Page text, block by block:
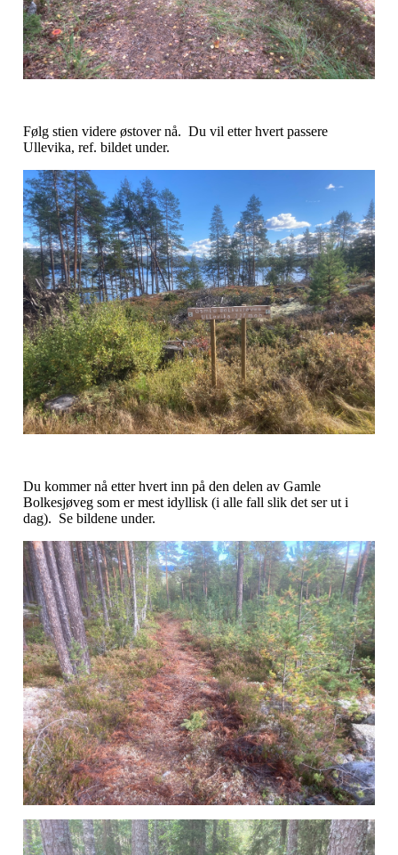
Følg stien videre østover nå. Du vil etter hvert passere
Ullevika, ref. bildet under.
Du kommer nå etter hvert inn på den delen av Gamle
Bolkesjøveg som er mest idyllisk (i alle fall slik det ser ut i
dag). Se bildene under.